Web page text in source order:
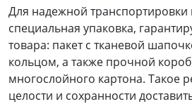
Для надежной транспортировки
специальная упаковка,
товара: пакет с тканевой
кольцом, а также прочной
многослойного картона. Такое
целости и сохранности